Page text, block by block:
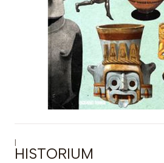
|
HISTORIUM